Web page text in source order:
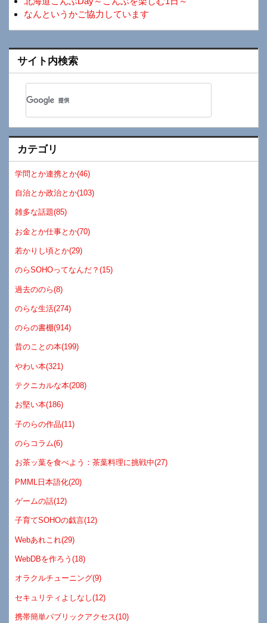
なんというかご協力しています
サイト内検索
カテゴリ
学問とか連携とか(46)
自治とか政治とか(103)
雑多な話題(85)
お金とか仕事とか(70)
若かりし頃とか(29)
のらSOHOってなんだ？(15)
過去ののら(8)
のらな生活(274)
のらの書棚(914)
昔のことの本(199)
やわい本(321)
テクニカルな本(208)
お堅い本(186)
子のらの作品(11)
のらコラム(6)
お茶ッ葉を食べよう：茶葉料理に挑戦中(27)
PMML日本語化(20)
ゲームの話(12)
子育てSOHOの戯言(12)
Webあれこれ(29)
WebDBを作ろう(18)
オラクルチューニング(9)
セキュリティよしなし(12)
携帯簡単パブリックアクセス(10)